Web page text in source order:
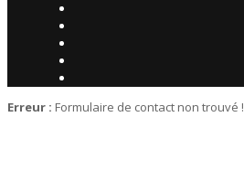
Erreur : Formulaire de contact non trouvé !